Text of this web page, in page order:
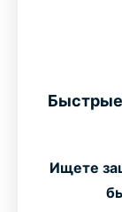
Быстрые
Ищете